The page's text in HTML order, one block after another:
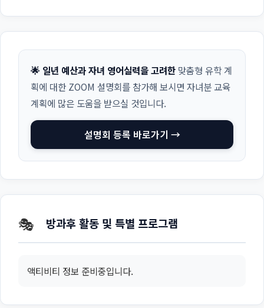
🌟 일년 예산과 자녀 영어실력을 고려한 맞춤형 유학 계
획에 대한 ZOOM 설명회를 참가해 보시면 자녀분 교육
계획에 많은 도움을 받으실 것입니다.
설명회 등록 바로가기 →
🎭 방과후 활동 및 특별 프로그램
액티비티 정보 준비중입니다.